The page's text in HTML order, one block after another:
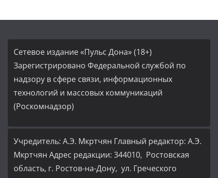
Сетевое издание «Пульс Дона» (18+)
Зарегистрировано Федеральной службой по
надзору в сфере связи, информационных
технологий и массовых коммуникаций
(Роскомнадзор)
Учредитель: А.Э. Мкртчян Главный редактор: А.Э.
Мкртчян Адрес редакции: 344010, Ростовская
область, г. Ростов-на-Дону, ул. Греческого